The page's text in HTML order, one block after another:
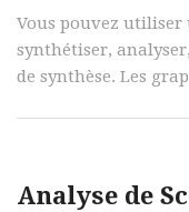
Vous pouvez
synthétiser,
de synthèse. Les
Analyse de